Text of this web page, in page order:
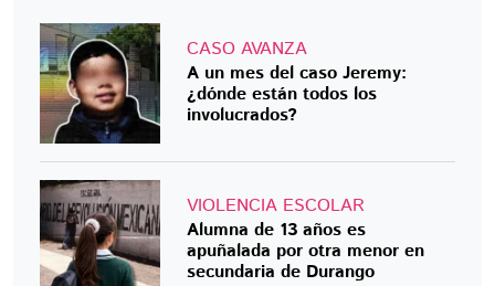
CASO AVANZA
A un mes del caso Jeremy:
¿dónde están todos los
involucrados?
VIOLENCIA ESCOLAR
Alumna de 13 años es
apuñalada por otra menor en
secundaria de Durango